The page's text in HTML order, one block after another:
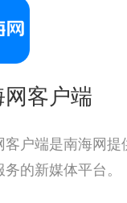
网客户端
客户端是南海网提
的新媒体平台。